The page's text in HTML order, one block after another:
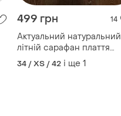
499 грн 14
Актуальний натуральний
літній сарафан плаття
довжина міді в смужку
34 / XS / 42 і ще 1